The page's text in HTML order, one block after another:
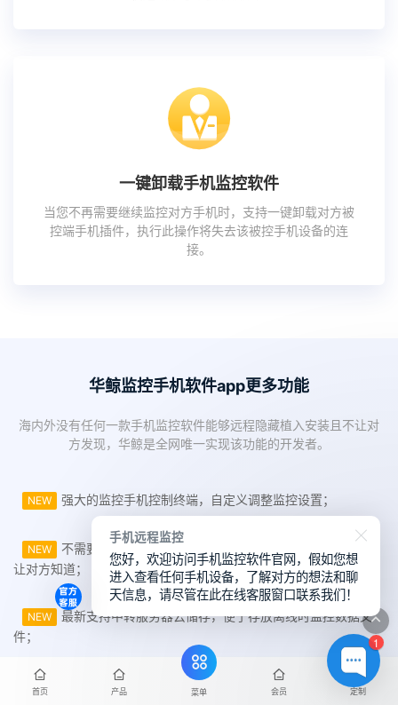
一键卸载手机监控软件
当您不再需要继续监控对方手机时，支持一键卸载对方被
控端手机插件，执行此操作将失去该被控手机设备的连
接。
华鲸监控手机软件app更多功能
海内外没有任何一款手机监控软件能够远程隐藏植入安装且不让对
方发现，华鲸是全网唯一实现该功能的开发者。
NEW 强大的监控手机控制终端，自定义调整监控设置；
NEW
不需要对方同意或授权，隐藏式植入安装监控不被发现/不
让对方知道；
NEW
最新支持中转服务器云储存，便于存放离线时监控数据文
件；
NEW
支持微信、抖音、快手、WhatsApp、Facebook等社交软
首页 产品 菜单 会员 定制
1
手机远程监控
您好，欢迎访问手机监控软件官网，假如您想
进入查看任何手机设备，了解对方的想法和聊
天信息，请尽管在此在线客服窗口联系我们！